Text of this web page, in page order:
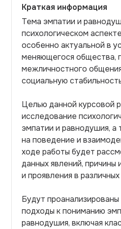
Краткая информация
Тема эмпатии и
психологическом
особенно актуальной в
меняющегося общества,
межличностного
социальную
Целью данной курсовой
исследование
эмпатии и равнодушия, а
на поведение и
ходе работы будет
данных явлений, причины
и проявления в
Будут
подходы к пониманию
равнодушия, включая